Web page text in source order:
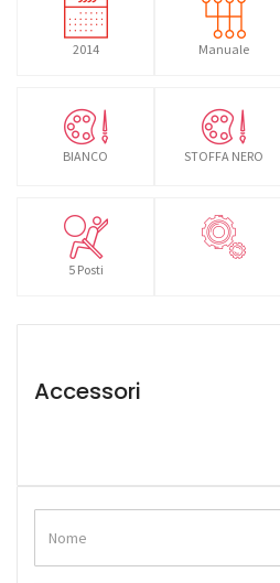
2014 Manuale
BIANCO STOFFA NERO
5 Posti
Accessori